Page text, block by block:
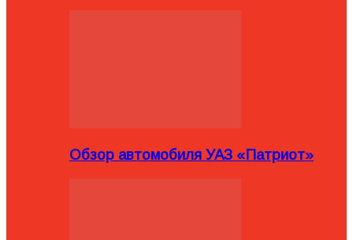
Обзор автомобиля УАЗ «Патриот»